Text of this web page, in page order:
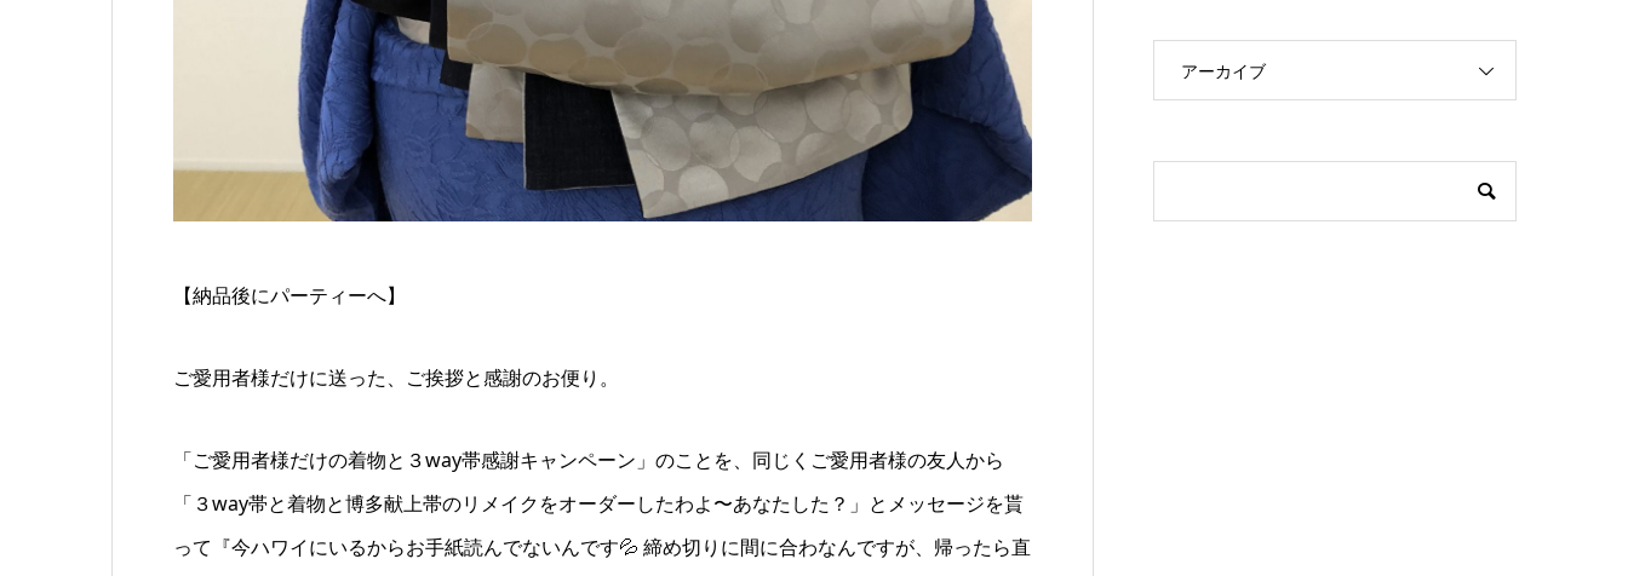
【納品後にパーティーへ】
ご愛用者様だけに送った、ご挨拶と感謝のお便り。
「ご愛用者様だけの着物と３way帯感謝キャンペーン」のことを、同じくご愛用者様の友人から
「３way帯と着物と博多献上帯のリメイクをオーダーしたわよ〜あなたした？」とメッセージを貰
って『今ハワイにいるからお手紙読んでないんです💦 締め切りに間に合わなんですが、帰ったら直
アーカイブ